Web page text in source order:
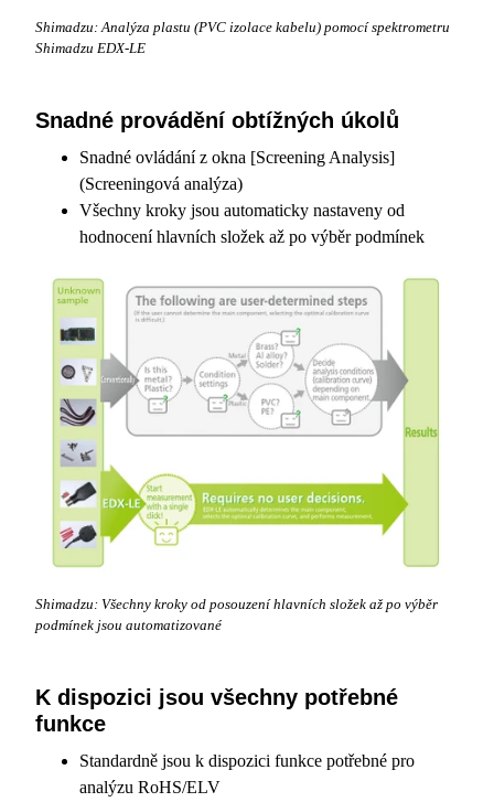
Shimadzu: Analýza plastu (PVC izolace kabelu) pomocí spektrometru
Shimadzu EDX-LE
Snadné provádění obtížných úkolů
Snadné ovládání z okna [Screening Analysis]
(Screeningová analýza)
Všechny kroky jsou automaticky nastaveny od
hodnocení hlavních složek až po výběr podmínek
Shimadzu: Všechny kroky od posouzení hlavních složek až po výběr
podmínek jsou automatizované
K dispozici jsou všechny potřebné
funkce
Standardně jsou k dispozici funkce potřebné pro
analýzu RoHS/ELV